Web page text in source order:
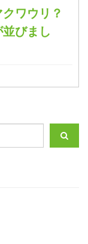
ワウリ？
びまし